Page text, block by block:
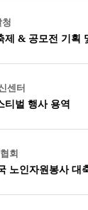
제 & 공모전 기획
센터
티벌 행사 용역
회
노인자원봉사 대